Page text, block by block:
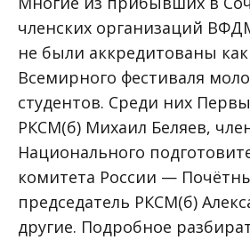
членских организаций
не были аккредитованы как
Всемирного фестиваля
студентов. Среди них
РКСМ(б) Михаил Беляев,
Национального
комитета России —
председатель РКСМ(б)
другие. Подробное